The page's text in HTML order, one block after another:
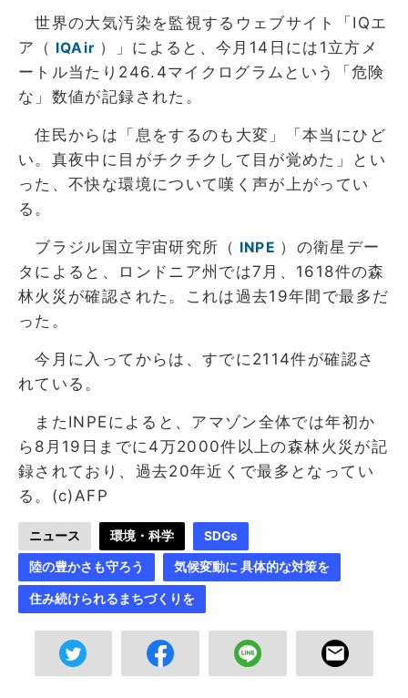
世界の大気汚染を監視するウェブサイト「IQエ
ア（ IQAir ）」によると、今月14日には1立方メ
ートル当たり246.4マイクログラムという「危険
な」数値が記録された。
住民からは「息をするのも大変」「本当にひど
い。真夜中に目がチクチクして目が覚めた」とい
った、不快な環境について嘆く声が上がってい
る。
ブラジル国立宇宙研究所（ INPE ）の衛星デー
タによると、ロンドニア州では7月、1618件の森
林火災が確認された。これは過去19年間で最多だ
った。
今月に入ってからは、すでに2114件が確認さ
れている。
またINPEによると、アマゾン全体では年初か
ら8月19日までに4万2000件以上の森林火災が記
録されており、過去20年近くで最多となってい
る。(c)AFP
ニュース 環境・科学 SDGs
陸の豊かさも守ろう 気候変動に 具体的な対策を
住み続けられるまちづくりを